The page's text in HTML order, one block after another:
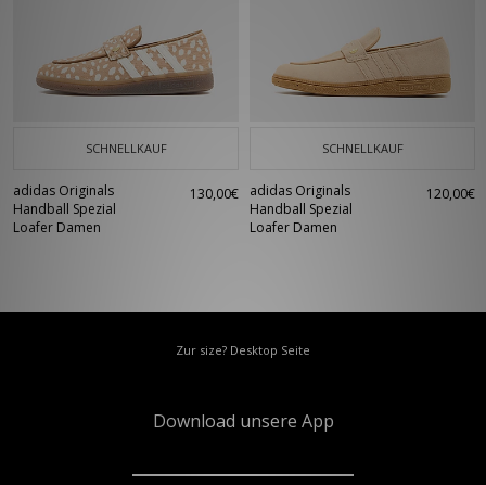
SCHNELLKAUF
adidas Originals
Handball Spezial
Loafer Damen
130,00€
SCHNELLKAUF
adidas Originals
Handball Spezial
Loafer Damen
120,00€
Zur size? Desktop Seite
Download unsere App